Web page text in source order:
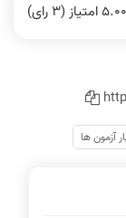
5.00 امتیاز (3 رای)
آزمون ها